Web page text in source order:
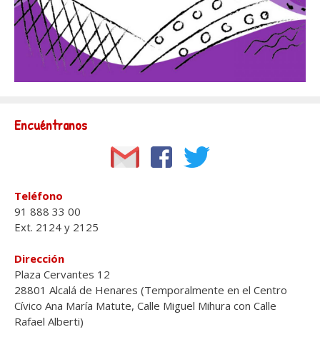
Encuéntranos
Teléfono
91 888 33 00
Ext. 2124 y 2125
Dirección
Plaza Cervantes 12
28801 Alcalá de Henares (Temporalmente en el Centro
Cívico Ana María Matute, Calle Miguel Mihura con Calle
Rafael Alberti)